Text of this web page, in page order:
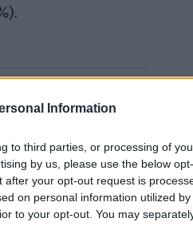
Information
to third parties, or processing of
by us, please use the below
your opt-out request is
on personal information utilized
to your opt-out. You may